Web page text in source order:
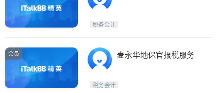
税务会计
会员 麦永华地保官报税服务
税务会计